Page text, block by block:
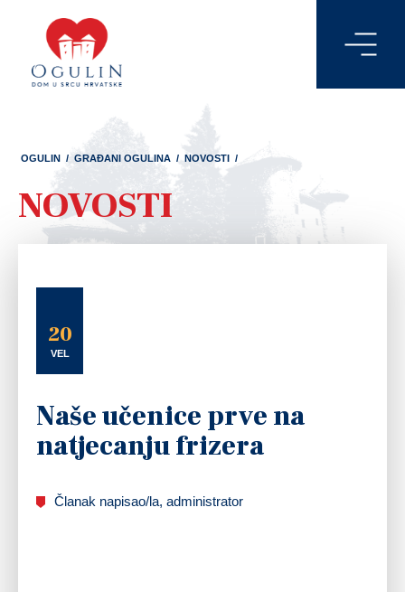
OGULIN / GRAĐANI OGULINA / NOVOSTI /
NOVOSTI
20
VEL
Naše učenice prve na
natjecanju frizera
Članak napisao/la, administrator